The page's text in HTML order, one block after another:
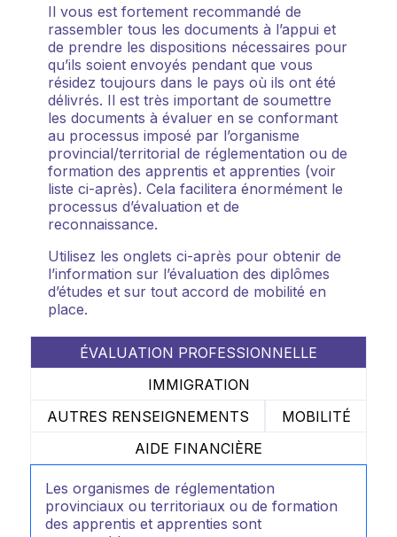
Il vous est fortement recommandé de
rassembler tous les documents à l’appui et
de prendre les dispositions nécessaires pour
qu’ils soient envoyés pendant que vous
résidez toujours dans le pays où ils ont été
délivrés. Il est très important de soumettre
les documents à évaluer en se conformant
au processus imposé par l’organisme
provincial/territorial de réglementation ou de
formation des apprentis et apprenties (voir
liste ci-après). Cela facilitera énormément le
processus d’évaluation et de
reconnaissance.
Utilisez les onglets ci-après pour obtenir de
l’information sur l’évaluation des diplômes
d’études et sur tout accord de mobilité en
place.
ÉVALUATION PROFESSIONNELLE
IMMIGRATION
AUTRES RENSEIGNEMENTS
MOBILITÉ
AIDE FINANCIÈRE
Les organismes de réglementation
provinciaux ou territoriaux ou de formation
des apprentis et apprenties sont